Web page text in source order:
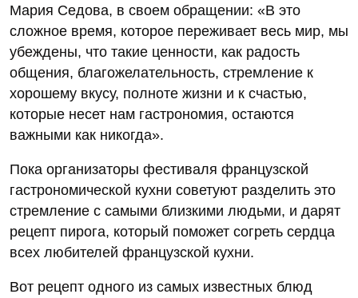
Мария Седова, в своем обращении: «В это
сложное время, которое переживает весь мир, мы
убеждены, что такие ценности, как радость
общения, благожелательность, стремление к
хорошему вкусу, полноте жизни и к счастью,
которые несет нам гастрономия, остаются
важными как никогда».
Пока организаторы фестиваля французской
гастрономической кухни советуют разделить это
стремление с самыми близкими людьми, и дарят
рецепт пирога, который поможет согреть сердца
всех любителей французской кухни.
Вот рецепт одного из самых известных блюд